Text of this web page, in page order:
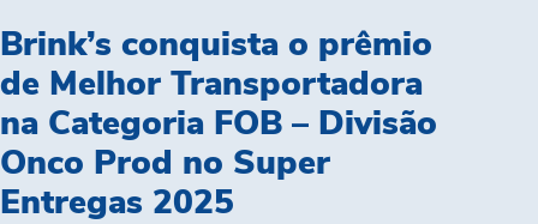
Brink’s conquista o prêmio
de Melhor Transportadora
na Categoria FOB – Divisão
Onco Prod no Super
Entregas 2025